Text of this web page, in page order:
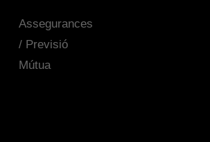
Assegurances
/ Previsió
Mútua